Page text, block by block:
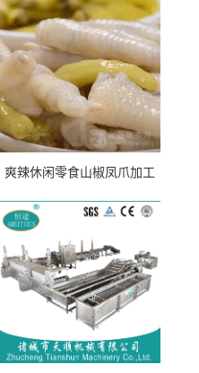
爽辣休闲零食山椒凤爪加工
流水线）